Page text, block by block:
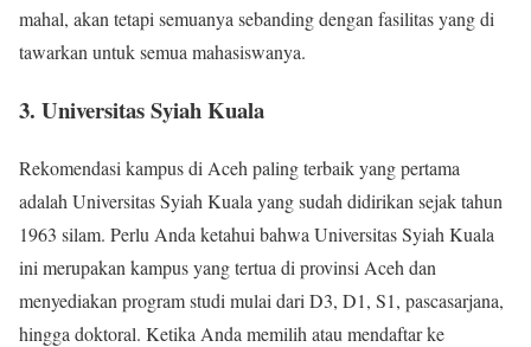
mahal, akan tetapi semuanya sebanding dengan fasilitas yang di
tawarkan untuk semua mahasiswanya.
3. Universitas Syiah Kuala
Rekomendasi kampus di Aceh paling terbaik yang pertama
adalah Universitas Syiah Kuala yang sudah didirikan sejak tahun
1963 silam. Perlu Anda ketahui bahwa Universitas Syiah Kuala
ini merupakan kampus yang tertua di provinsi Aceh dan
menyediakan program studi mulai dari D3, D1, S1, pascasarjana,
hingga doktoral. Ketika Anda memilih atau mendaftar ke